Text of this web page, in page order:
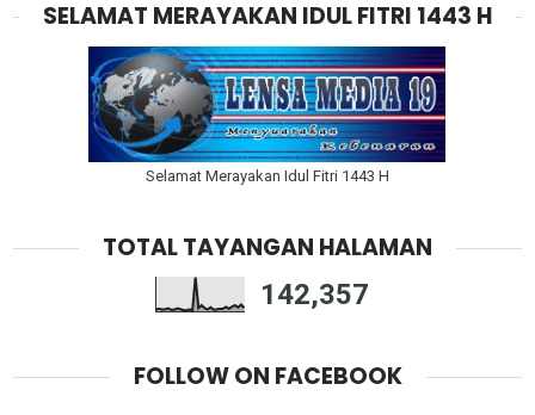
SELAMAT MERAYAKAN IDUL FITRI 1443 H
Selamat Merayakan Idul Fitri 1443 H
TOTAL TAYANGAN HALAMAN
142,357
FOLLOW ON FACEBOOK